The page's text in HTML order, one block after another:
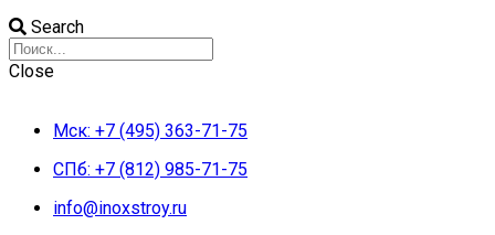
Search
Close
Мск: +7 (495) 363-71-75
СПб: +7 (812) 985-71-75
info@inoxstroy.ru